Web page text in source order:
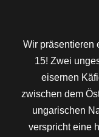
Wir präsentieren
15! Zwei
eisernen
zwischen dem
ungarischen
verspricht eine